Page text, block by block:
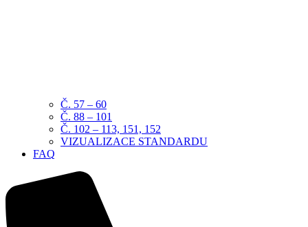
Č. 57 – 60
Č. 88 – 101
Č. 102 – 113, 151, 152
VIZUALIZACE STANDARDU
FAQ